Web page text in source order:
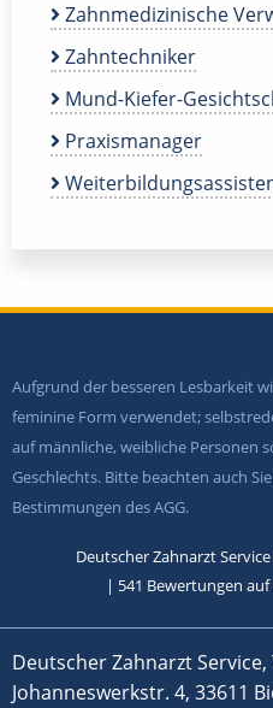
Zahnmedizinische
Zahntechniker
Mund-Kiefer-
Praxismanager
Aufgrund der besseren Lesbarkeit
feminine Form verwendet;
auf männliche, weibliche Personen
Geschlechts. Bitte beachten auch
Bestimmungen des AGG.
Deutscher Zahnarzt Service
| 541 Bewertungen
Deutscher Zahnarzt
Johanneswerkstr. 4, 33611